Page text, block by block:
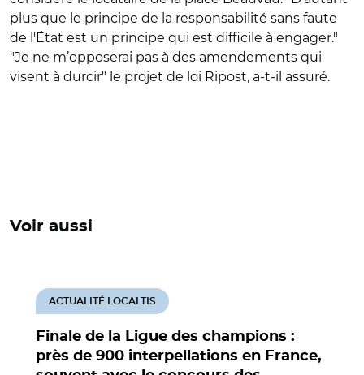
plus que le principe de la responsabilité sans faute
de l'État est un principe qui est difficile à engager."
"Je ne m’opposerai pas à des amendements qui
visent à durcir" le projet de loi Ripost, a-t-il assuré.
Voir aussi
Finale de la Ligue des champions :
près de 900 interpellations en France,
ACTUALITÉ LOCALTIS